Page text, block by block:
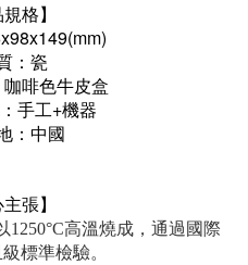
格】
：瓷
啡色牛皮盒
手工+機器
：中國
主張】
高溫燒成，通過國際
標準檢驗。